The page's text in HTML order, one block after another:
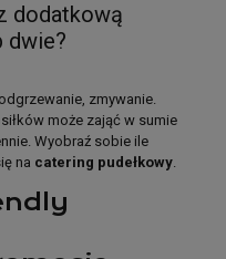
dodatkową
dwie?
zmywanie.
może zająć w sumie
Wyobraź sobie ile
na catering pudełkowy.